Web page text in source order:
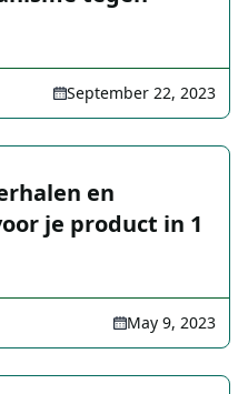
September 22, 2023
en
je product in 1
May 9, 2023